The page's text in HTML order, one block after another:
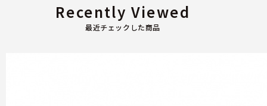
最近チェックした商品
Recently Viewed